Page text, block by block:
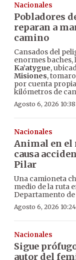
Nacionales
Pobladores
reparan a
camino
Cansados del
enormes
Ka’atygue,
Misiones,
por cuenta
kilómetros de
Agosto 6, 2026 10:38
Nacionales
Animal en el
causa
Pilar
Una camioneta
medio de la ruta
Departamento de
Agosto 6, 2026
Nacionales
Sigue
autor del